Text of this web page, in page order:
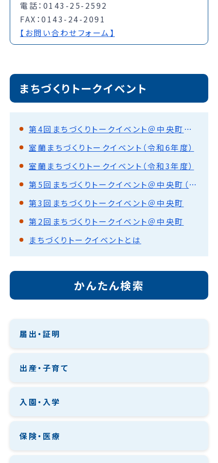
電話：0143-25-2592
FAX：0143-24-2091
【お問い合わせフォーム】
まちづくりトークイベント
第4回まちづくりトークイベント＠中央町×浜町まちなかジンギスカン
室蘭まちづくりトークイベント（令和6年度）
室蘭まちづくりトークイベント（令和3年度）
第5回まちづくりトークイベント＠中央町（報告レポート掲載！）
第3回まちづくりトークイベント＠中央町
第2回まちづくりトークイベント＠中央町
まちづくりトークイベントとは
かんたん検索
届出・証明
出産・子育て
入園・入学
保険・医療